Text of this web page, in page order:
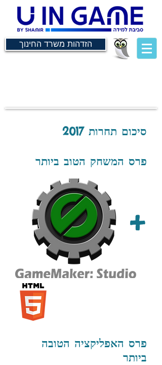
הזדהות משרד החינוך
סיכום תחרות 2017
פרס המשחק הטוב ביותר
+
פרס האפליקציה הטובה
ביותר